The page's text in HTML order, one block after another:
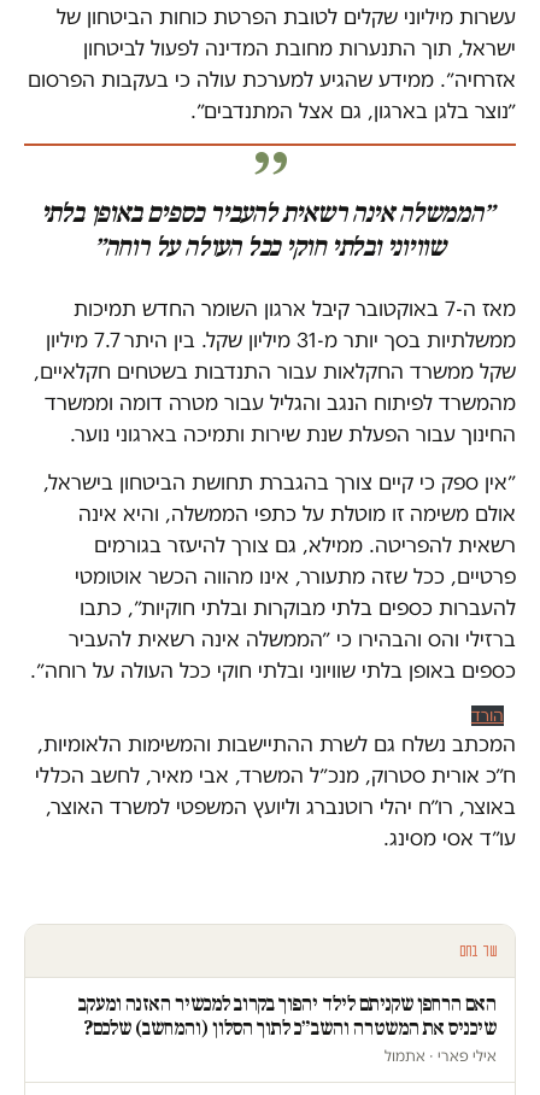
עשרות מיליוני שקלים לטובת הפרטת כוחות הביטחון של
ישראל, תוך התנערות מחובת המדינה לפעול לביטחון
אזרחיה״. ממידע שהגיע למערכת עולה כי בעקבות הפרסום
״נוצר בלגן בארגון, גם אצל המתנדבים״.
״הממשלה אינה רשאית להעביר כספים באופן בלתי
שוויוני ובלתי חוקי ככל העולה על רוחה״
מאז ה-7 באוקטובר קיבל ארגון השומר החדש תמיכות
ממשלתיות בסך יותר מ-31 מיליון שקל. בין היתר 7.7 מיליון
שקל ממשרד החקלאות עבור התנדבות בשטחים חקלאיים,
מהמשרד לפיתוח הנגב והגליל עבור מטרה דומה וממשרד
החינוך עבור הפעלת שנת שירות ותמיכה בארגוני נוער.
״אין ספק כי קיים צורך בהגברת תחושת הביטחון בישראל,
אולם משימה זו מוטלת על כתפי הממשלה, והיא אינה
רשאית להפריטה. ממילא, גם צורך להיעזר בגורמים
פרטיים, ככל שזה מתעורר, אינו מהווה הכשר אוטומטי
להעברות כספים בלתי מבוקרות ובלתי חוקיות״, כתבו
ברזילי והס והבהירו כי ״הממשלה אינה רשאית להעביר
כספים באופן בלתי שוויוני ובלתי חוקי ככל העולה על רוחה״.
הורד
המכתב נשלח גם לשרת ההתיישבות והמשימות הלאומיות,
ח״כ אורית סטרוק, מנכ״ל המשרד, אבי מאיר, לחשב הכללי
באוצר, רו״ח יהלי רוטנברג וליועץ המשפטי למשרד האוצר,
עו״ד אסי מסינג.
עוד בחם
האם הרחפן שקניתם לילד יהפוך בקרוב למכשיר האזנה ומעקב
שיכניס את המשטרה והשב״כ לתוך הסלון (והמחשב) שלכם?
אילי פארי · אתמול